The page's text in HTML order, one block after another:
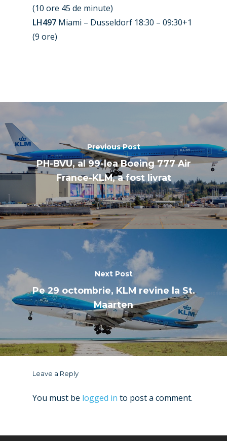
(10 ore 45 de minute)
LH497 Miami – Dusseldorf 18:30 – 09:30+1
(9 ore)
Previous Post
PH-BVU, al 99-lea Boeing 777 Air
France-KLM, a fost livrat
Next Post
Pe 29 octombrie, KLM revine la St.
Maarten
Leave a Reply
You must be logged in to post a comment.